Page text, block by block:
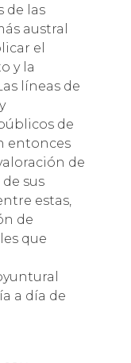
de las
austral
el
y la
líneas de
de
entonces
de
sus
estas,
de
que
a día de